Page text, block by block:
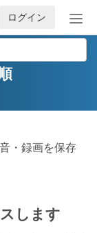
ナ
ビ
開
ログイン
・録画を保存
します